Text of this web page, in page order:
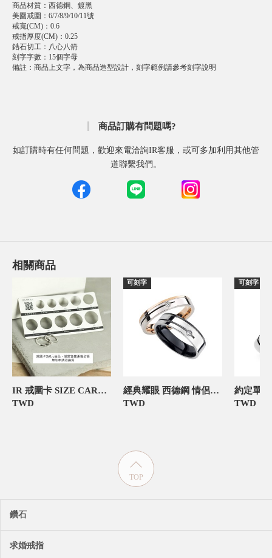
商品材質 ： 西德鋼、鍍黑
美圍戒圍 ： 6/7/8/9/10/11號
戒寬(CM) ： 0.6
戒指厚度(CM) ： 0.25
鋯石切工 ： 八心八箭
刻字字數 ： 15個字母
備註 ： 商品上文字，為商品造型設計，刻字範例請參考刻字說明
商品訂購有問題嗎?
如訂購時有任何問題，歡迎來電洽詢IR客服，或可多加利用其他管
道聯繫我們。
相關商品
IR 戒圍卡 SIZE CARD 飾品禮物包裝
TWD
可刻字
經典耀眼 西德鋼 情侶對戒-官網限定
TWD
可刻字
TWD
TOP
鑽石
求婚戒指